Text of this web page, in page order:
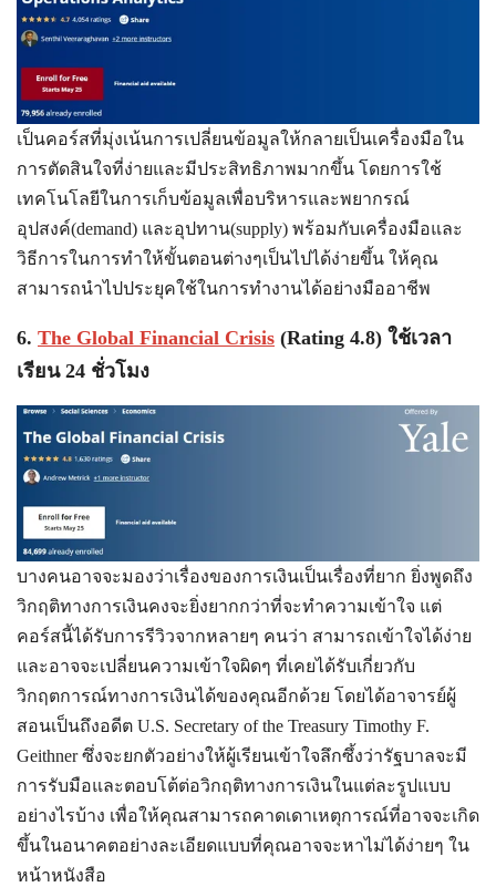
เป็นคอร์สที่มุ่งเน้นการเปลี่ยนข้อมูลให้กลายเป็นเครื่องมือใน
การตัดสินใจที่ง่ายและมีประสิทธิภาพมากขึ้น โดยการใช้
เทคโนโลยีในการเก็บข้อมูลเพื่อบริหารและพยากรณ์
อุปสงค์(demand) และอุปทาน(supply) พร้อมกับเครื่องมือและ
วิธีการในการทำให้ขั้นตอนต่างๆเป็นไปได้ง่ายขึ้น ให้คุณ
สามารถนำไปประยุคใช้ในการทำงานได้อย่างมืออาชีพ
6. The Global Financial Crisis (Rating 4.8) ใช้เวลา
เรียน 24 ชั่วโมง
บางคนอาจจะมองว่าเรื่องของการเงินเป็นเรื่องที่ยาก ยิ่งพูดถึง
วิกฤติทางการเงินคงจะยิ่งยากกว่าที่จะทำความเข้าใจ แต่
คอร์สนี้ได้รับการรีวิวจากหลายๆ คนว่า สามารถเข้าใจได้ง่าย
และอาจจะเปลี่ยนความเข้าใจผิดๆ ที่เคยได้รับเกี่ยวกับ
วิกฤตการณ์ทางการเงินได้ของคุณอีกด้วย โดยได้อาจารย์ผู้
สอนเป็นถึงอดีต U.S. Secretary of the Treasury Timothy F.
Geithner ซึ่งจะยกตัวอย่างให้ผู้เรียนเข้าใจลึกซึ้งว่ารัฐบาลจะมี
การรับมือและตอบโต้ต่อวิกฤติทางการเงินในแต่ละรูปแบบ
อย่างไรบ้าง เพื่อให้คุณสามารถคาดเดาเหตุการณ์ที่อาจจะเกิด
ขึ้นในอนาคตอย่างละเอียดแบบที่คุณอาจจะหาไม่ได้ง่ายๆ ใน
หน้าหนังสือ